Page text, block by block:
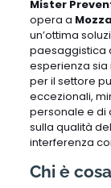
Mister
opera a
un’ottima
paesaggistica
esperienza
per il settore
eccezionali,
personale e di
sulla qualità
interferenza
Chi è